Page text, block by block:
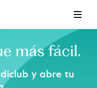
más fácil.
y abre tu